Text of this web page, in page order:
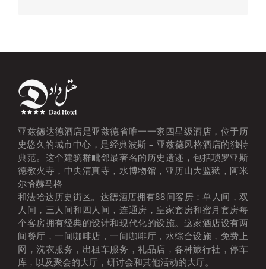
亚兹德达德酒店是亚兹德省唯一一家四星级酒店，位于历
史悠久的城市中心，是经典波斯 – 亚兹德风格酒店的独特
典范。这个建筑群毗邻最著名的历史遗迹，包括琐罗亚斯
德教火寺，中央清真寺，水博物馆，亚历山大监狱，阿米
尔恰赫马格
和法哈达历史街区。达德酒店拥有88间客房：单人间，双
人间，三人间和四人间，连通房，皇家套房和蜜月套房每
个客房拥有经典的设计和现代化的设施。这家酒店设有两
间餐厅，一间咖啡店，一间咖啡厅，水综合设施，免费上
网，洗衣服务，出租车服务，礼品店，各种旅行社，停车
库，以及聚会的大厅，研讨会和其他活动的大厅。